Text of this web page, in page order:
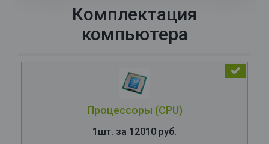
Комплектация
компьютера
Процессоры (CPU)
1шт. за 12010 руб.